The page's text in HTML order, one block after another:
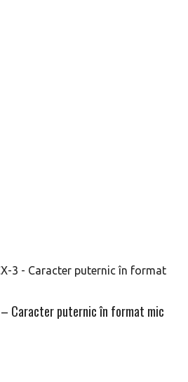
– Caracter puternic în format mic